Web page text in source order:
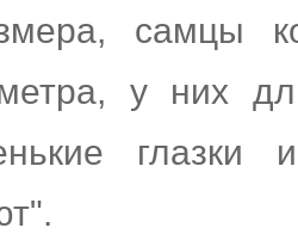
самцы
у них